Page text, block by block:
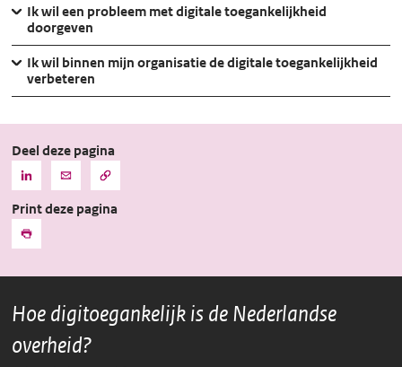
Ik wil een probleem met digitale toegankelijkheid
doorgeven
Ik wil binnen mijn organisatie de digitale toegankelijkheid
verbeteren
Deel deze pagina
Deel
pagina
via
LinkedIn
Deel
pagina
Kopieer
de
URL
naar
Print deze pagina
Print
Hoe digitoegankelijk is de Nederlandse
overheid?